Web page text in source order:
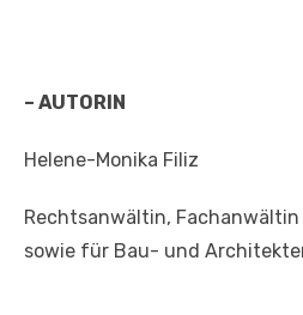
– AUTORIN
Helene-Monika Filiz
Rechtsanwältin,
sowie für Bau- und